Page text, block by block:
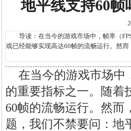
地平线支持60
导读：在当今的游戏市场中，帧率（
戏已经能够实现高达60帧的流畅运行。然
在当今的游戏市场中
的重要指标之一。随着
60帧的流畅运行。然而
题，我们不禁要问：地